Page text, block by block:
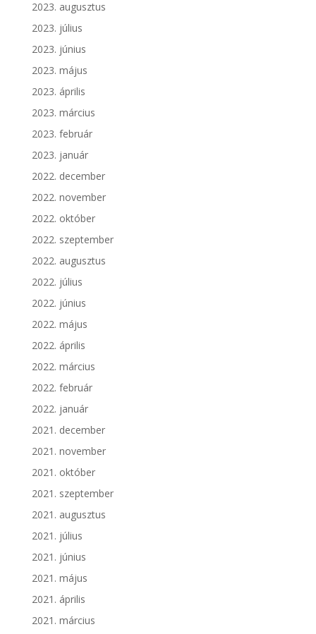
2023. augusztus
2023. július
2023. június
2023. május
2023. április
2023. március
2023. február
2023. január
2022. december
2022. november
2022. október
2022. szeptember
2022. augusztus
2022. július
2022. június
2022. május
2022. április
2022. március
2022. február
2022. január
2021. december
2021. november
2021. október
2021. szeptember
2021. augusztus
2021. július
2021. június
2021. május
2021. április
2021. március